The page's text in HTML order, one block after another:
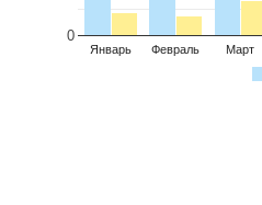
Январь Февраль Март
0